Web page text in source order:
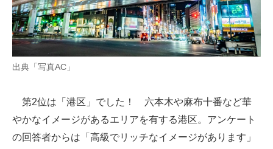
出典「写真AC」
第2位は「港区」でした！ 六本木や麻布十番など華
やかなイメージがあるエリアを有する港区。アンケート
の回答者からは「高級でリッチなイメージがあります」